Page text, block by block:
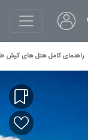
راهنمای کامل هتل های کیش